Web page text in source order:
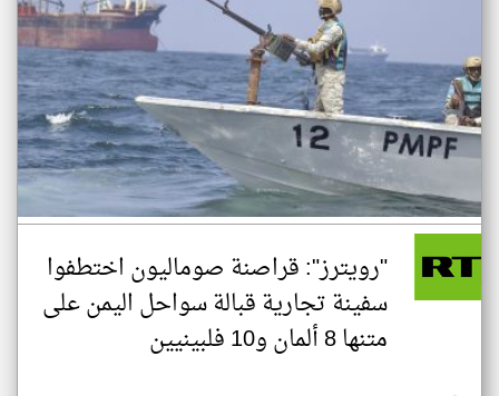
"رويترز": قراصنة صوماليون اختطفوا
سفينة تجارية قبالة سواحل اليمن على
متنها 8 ألمان و10 فلبينيين